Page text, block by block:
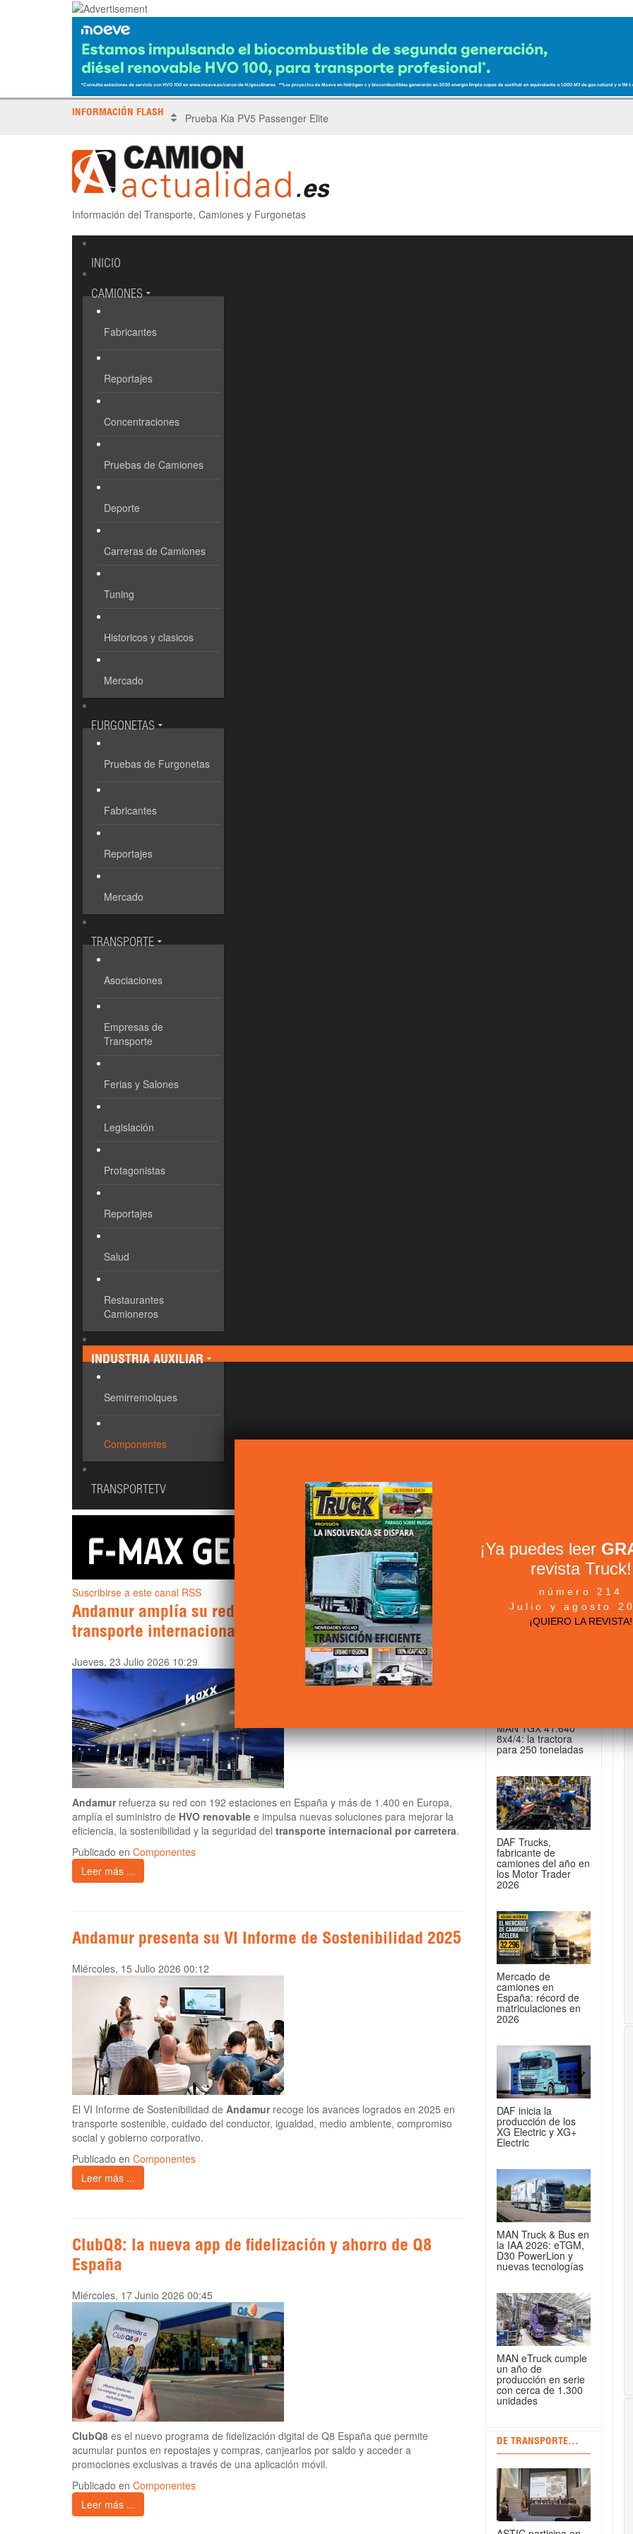
INFORMACIÓN FLASH X Tronada Almería | Encuentro del Pegaso Troner
Información del Transporte, Camiones y Furgonetas
INICIO
CAMIONES
Fabricantes
Reportajes
Concentraciones
Pruebas de Camiones
Deporte
Carreras de Camiones
Tuning
Historicos y clasicos
Mercado
FURGONETAS
Pruebas de Furgonetas
Fabricantes
Reportajes
Mercado
TRANSPORTE
Asociaciones
Empresas de
Transporte
Ferias y Salones
Legislación
Protagonistas
Reportajes
Salud
Restaurantes
Camioneros
INDUSTRIA AUXILIAR
Semirremolques
Componentes
TRANSPORTETV
Suscribirse a este canal RSS
Andamur amplía su red de estaciones y refuerza el
transporte internacional
Jueves, 23 Julio 2026 10:29
Andamurrefuerza su red con 192 estaciones en España y más de 1.400 en Europa,
amplía el suministro de HVO renovable e impulsa nuevas soluciones para mejorar la
eficiencia, la sostenibilidad y la seguridad del transporte internacional por carretera.
Publicado en Componentes
Leer más ...
Andamur presenta su VI Informe de Sostenibilidad 2025
Miércoles, 15 Julio 2026 00:12
El VI Informe de Sostenibilidad de Andamurrecoge los avances logrados en 2025 en
transporte sostenible, cuidado del conductor, igualdad, medio ambiente, compromiso
social y gobierno corporativo.
Publicado en Componentes
Leer más ...
ClubQ8: la nueva app de fidelización y ahorro de Q8
España
Miércoles, 17 Junio 2026 00:45
ClubQ8 es el nuevo programa de fidelización digital de Q8 España que permite
acumular puntos en repostajes y compras, canjearlos por saldo y acceder a
promociones exclusivas a través de una aplicación móvil.
Publicado en Componentes
Leer más ...
+ NOTICIAS...
MAN TGX 41.640
8x4/4: la tractora
para 250 toneladas
DAF Trucks,
fabricante de
camiones del año en
los Motor Trader
2026
Mercado de
camiones en
España: récord de
matriculaciones en
2026
DAF inicia la
producción de los
XG Electric y XG+
Electric
MAN Truck & Bus en
la IAA 2026: eTGM,
D30 PowerLion y
nuevas tecnologías
MAN eTruck cumple
un año de
producción en serie
con cerca de 1.300
unidades
DE TRANSPORTE...
¡Ya puedes leer
revista Truck!
número 214
Julio y agosto
¡QUIERO LA REVISTA!